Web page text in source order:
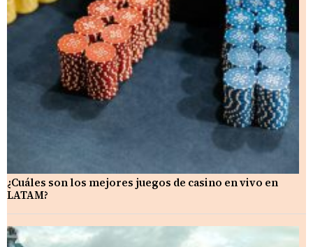
¿Cuáles son los mejores juegos de casino en vivo en
LATAM?